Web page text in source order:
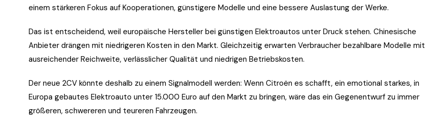
einem stärkeren Fokus auf Kooperationen, günstigere Modelle und eine bessere Auslastung der Werke.
Das ist entscheidend, weil europäische Hersteller bei günstigen Elektroautos unter Druck stehen. Chinesische
Anbieter drängen mit niedrigeren Kosten in den Markt. Gleichzeitig erwarten Verbraucher bezahlbare Modelle mit
ausreichender Reichweite, verlässlicher Qualität und niedrigen Betriebskosten.
Der neue 2CV könnte deshalb zu einem Signalmodell werden: Wenn Citroën es schafft, ein emotional starkes, in
Europa gebautes Elektroauto unter 15.000 Euro auf den Markt zu bringen, wäre das ein Gegenentwurf zu immer
größeren, schwereren und teureren Fahrzeugen.